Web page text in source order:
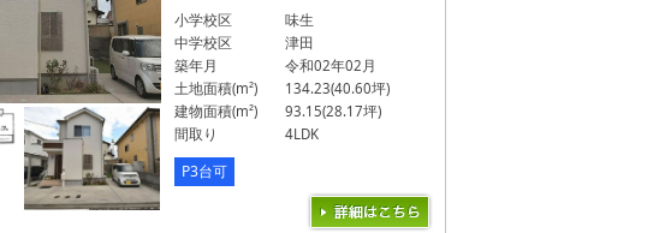
小学校区
味生
中学校区
津田
築年月
令和02年02月
土地面積(m²)
134.23(40.60坪)
建物面積(m²)
93.15(28.17坪)
間取り
4LDK
P3台可